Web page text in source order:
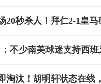
20秒杀人！拜仁2-1皇
不少南美球迷支持西
淘汰！胡明轩状态在线